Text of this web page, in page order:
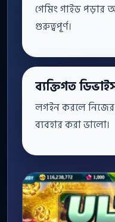
গেমিং গাইড পড়ার
গুরুত্বপূর্ণ।
ব্যক্তিগত
লগইন করলে নিজের
ব্যবহার করা ভালো।